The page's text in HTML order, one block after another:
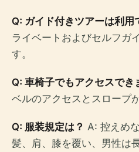
Q: ガイド付きツアーは利用
ライベートおよびセルフガ
す。
Q: 車椅子でもアクセスでき
ベルのアクセスとスロープ
Q: 服装規定は？ A: 控えめ
髪、肩、膝を覆い、男性は